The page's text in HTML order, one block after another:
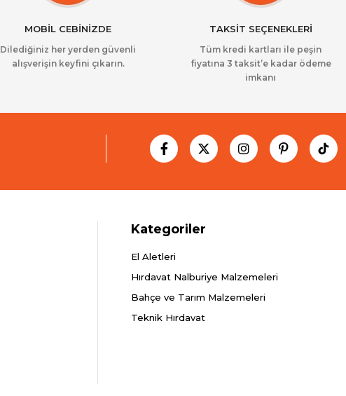
MOBİL CEBİNİZDE
Dilediğiniz her yerden güvenli
alışverişin keyfini çıkarın.
TAKSİT SEÇENEKLERİ
Tüm kredi kartları ile peşin
fiyatına 3 taksit’e kadar ödeme
imkanı
Kategoriler
El Aletleri
Hırdavat Nalburiye Malzemeleri
Bahçe ve Tarım Malzemeleri
Teknik Hırdavat